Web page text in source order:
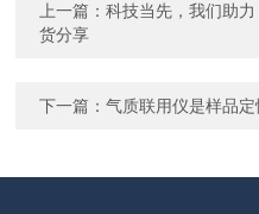
上一篇：科技当先，我们助
货分享
下一篇：气质联用仪是样品